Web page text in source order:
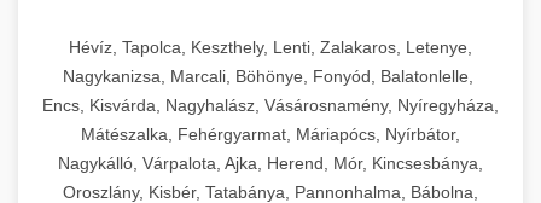
Hévíz, Tapolca, Keszthely, Lenti, Zalakaros, Letenye,
Nagykanizsa, Marcali, Böhönye, Fonyód, Balatonlelle,
Encs, Kisvárda, Nagyhalász, Vásárosnamény, Nyíregyháza,
Mátészalka, Fehérgyarmat, Máriapócs, Nyírbátor,
Nagykálló, Várpalota, Ajka, Herend, Mór, Kincsesbánya,
Oroszlány, Kisbér, Tatabánya, Pannonhalma, Bábolna,